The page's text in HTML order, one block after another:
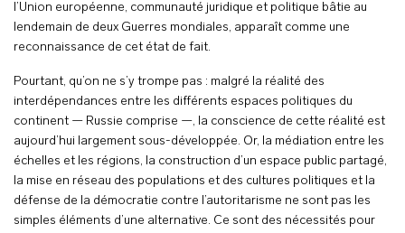
l’Union européenne, communauté juridique et politique bâtie au
lendemain de deux Guerres mondiales, apparaît comme une
reconnaissance de cet état de fait.
Pourtant, qu’on ne s’y trompe pas : malgré la réalité des
interdépendances entre les différents espaces politiques du
continent — Russie comprise —, la conscience de cette réalité est
aujourd’hui largement sous-développée. Or, la médiation entre les
échelles et les régions, la construction d’un espace public partagé,
la mise en réseau des populations et des cultures politiques et la
défense de la démocratie contre l’autoritarisme ne sont pas les
simples éléments d’une alternative. Ce sont des nécessités pour